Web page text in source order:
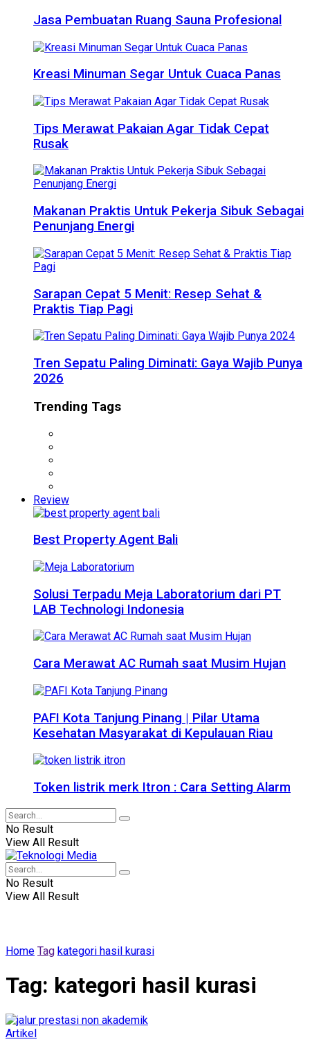
Jasa Pembuatan Ruang Sauna Profesional
Kreasi Minuman Segar Untuk Cuaca Panas
Tips Merawat Pakaian Agar Tidak Cepat
Rusak
Makanan Praktis Untuk Pekerja Sibuk Sebagai
Penunjang Energi
Sarapan Cepat 5 Menit: Resep Sehat &
Praktis Tiap Pagi
Tren Sepatu Paling Diminati: Gaya Wajib Punya
2026
Trending Tags
Review
Best Property Agent Bali
Solusi Terpadu Meja Laboratorium dari PT
LAB Technologi Indonesia
Cara Merawat AC Rumah saat Musim Hujan
PAFI Kota Tanjung Pinang | Pilar Utama
Kesehatan Masyarakat di Kepulauan Riau
Token listrik merk Itron : Cara Setting Alarm
No Result
View All Result
No Result
View All Result
Home Tag kategori hasil kurasi
Tag: kategori hasil kurasi
Artikel